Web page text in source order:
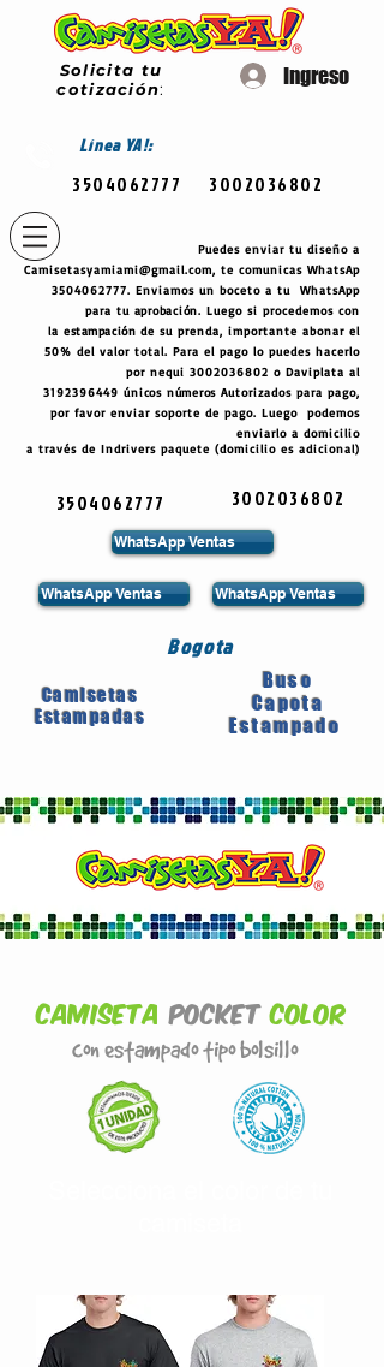
Solicita tu
cotización:
Ingreso
LíneaYA!:
3504062777 3002036802
Puedes enviar tu diseño a
Camisetasyamiami@gmail.com, te comunicas WhatsAp
3504062777. Enviamos un boceto a tu WhatsApp
para tu aprobación. Luego si procedemos con
laestampación de su prenda, importante abonar el
50% del valor total. Para el pago lo puedes hacerlo
por nequi 3002036802 o Daviplata al
3192396449 únicos números Autorizados para pago,
por favor enviar soporte de pago. Luego podemos
enviarlo a domicilio
a través de Indrivers paquete (domicilio es adicional)
3504062777 3002036802
WhatsApp Ventas
WhatsApp Ventas WhatsApp Ventas
Bogota
Camisetas
Estampadas
Buso
Capota
Estampado
Camiseta PocketCOLOR
con estampado tipo bolsillo